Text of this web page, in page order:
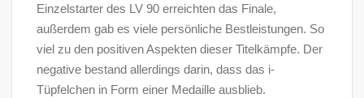
Einzelstarter des LV 90 erreichten das Finale,
außerdem gab es viele persönliche Bestleistungen. So
viel zu den positiven Aspekten dieser Titelkämpfe. Der
negative bestand allerdings darin, dass das i-
Tüpfelchen in Form einer Medaille ausblieb.